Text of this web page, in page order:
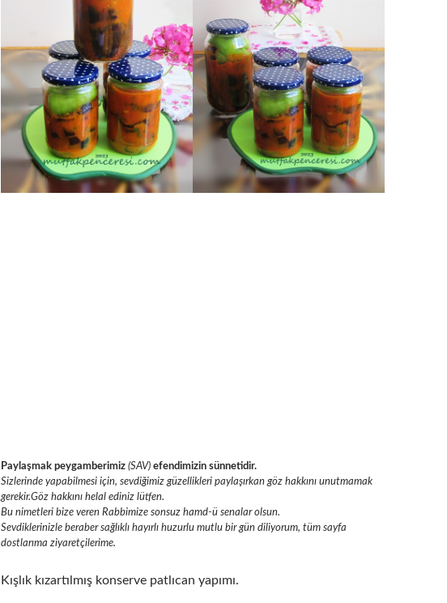
Paylaşmak peygamberimiz (SAV) efendimizin sünnetidir.
Sizlerinde yapabilmesi için, sevdiğimiz güzellikleri paylaşırkan göz hakkını unutmamak
gerekir.Göz hakkını helal ediniz lütfen.
Bu nimetleri bize veren Rabbimize sonsuz hamd-ü senalar olsun.
Sevdiklerinizle beraber sağlıklı hayırlı huzurlu mutlu bir gün diliyorum, tüm sayfa
dostlarıma ziyaretçilerime.
Kışlık kızartılmış konserve patlıcan yapımı.